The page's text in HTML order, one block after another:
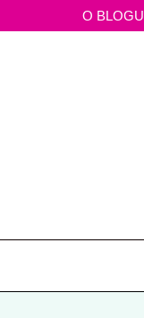
O BLOGU